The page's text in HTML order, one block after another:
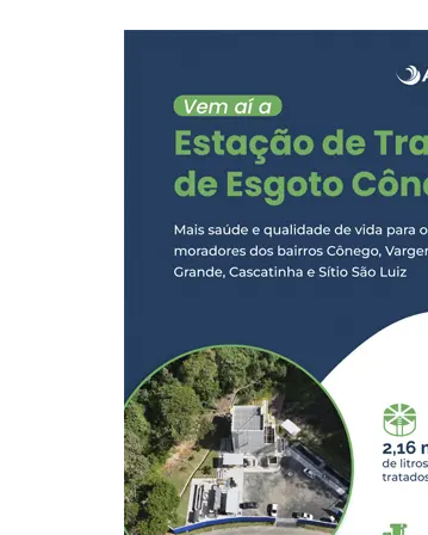
foram imediatamente mobilizadas,